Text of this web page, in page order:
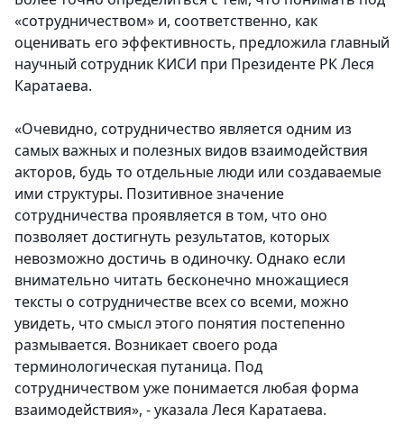
«сотрудничеством» и, соответственно, как
оценивать его эффективность, предложила главный
научный сотрудник КИСИ при Президенте РК Леся
Каратаева.
«Очевидно, сотрудничество является одним из
самых важных и полезных видов взаимодействия
акторов, будь то отдельные люди или создаваемые
ими структуры. Позитивное значение
сотрудничества проявляется в том, что оно
позволяет достигнуть результатов, которых
невозможно достичь в одиночку. Однако если
внимательно читать бесконечно множащиеся
тексты о сотрудничестве всех со всеми, можно
увидеть, что смысл этого понятия постепенно
размывается. Возникает своего рода
терминологическая путаница. Под
сотрудничеством уже понимается любая форма
взаимодействия», - указала Леся Каратаева.